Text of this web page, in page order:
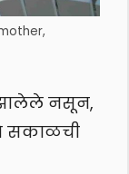
नसून,
सकाळची